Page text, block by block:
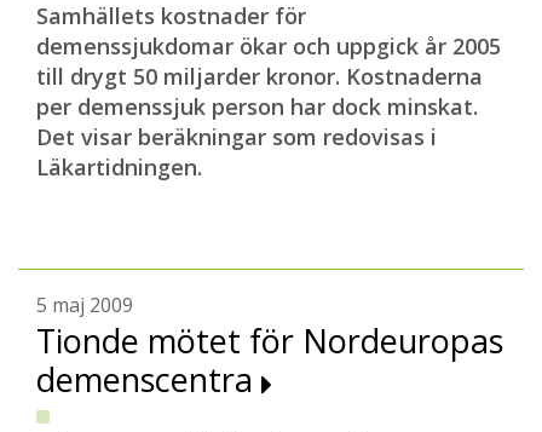
Samhällets kostnader för
demenssjukdomar ökar och uppgick år 2005
till drygt 50 miljarder kronor. Kostnaderna
per demenssjuk person har dock minskat.
Det visar beräkningar som redovisas i
Läkartidningen.
5 maj 2009
Tionde mötet för Nordeuropas
demenscentra